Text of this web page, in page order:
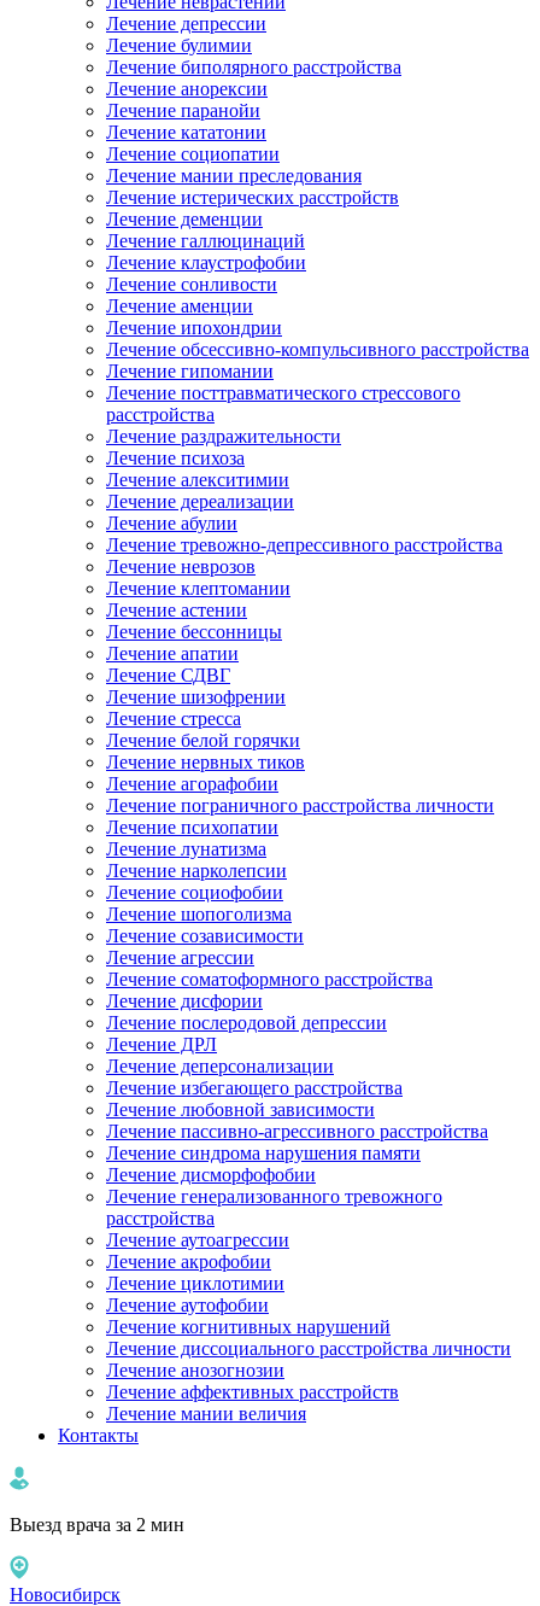
Лечение депрессии
Лечение булимии
Лечение биполярного расстройства
Лечение анорексии
Лечение паранойи
Лечение кататонии
Лечение социопатии
Лечение мании преследования
Лечение истерических расстройств
Лечение деменции
Лечение галлюцинаций
Лечение клаустрофобии
Лечение сонливости
Лечение аменции
Лечение ипохондрии
Лечение обсессивно-компульсивного расстройства
Лечение гипомании
Лечение посттравматического стрессового
расстройства
Лечение раздражительности
Лечение психоза
Лечение алекситимии
Лечение дереализации
Лечение абулии
Лечение тревожно-депрессивного расстройства
Лечение неврозов
Лечение клептомании
Лечение астении
Лечение бессонницы
Лечение апатии
Лечение СДВГ
Лечение шизофрении
Лечение стресса
Лечение белой горячки
Лечение нервных тиков
Лечение агорафобии
Лечение пограничного расстройства личности
Лечение психопатии
Лечение лунатизма
Лечение нарколепсии
Лечение социофобии
Лечение шопоголизма
Лечение созависимости
Лечение агрессии
Лечение соматоформного расстройства
Лечение дисфории
Лечение послеродовой депрессии
Лечение ДРЛ
Лечение деперсонализации
Лечение избегающего расстройства
Лечение любовной зависимости
Лечение пассивно-агрессивного расстройства
Лечение синдрома нарушения памяти
Лечение дисморфофобии
Лечение генерализованного тревожного
расстройства
Лечение аутоагрессии
Лечение акрофобии
Лечение циклотимии
Лечение аутофобии
Лечение когнитивных нарушений
Лечение диссоциального расстройства личности
Лечение анозогнозии
Лечение аффективных расстройств
Лечение мании величия
Контакты
Выезд врача за 2 мин
Новосибирск